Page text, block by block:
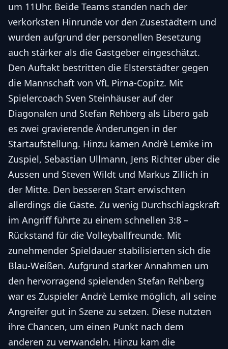
um 11Uhr. Beide Teams standen nach der
verkorksten Hinrunde vor den Zusestädtern und
wurden aufgrund der personellen Besetzung
auch stärker als die Gastgeber eingeschätzt.
Den Auftakt bestritten die Elsterstädter gegen
die Mannschaft von VfL Pirna-Copitz. Mit
Spielercoach Sven Steinhäuser auf der
Diagonalen und Stefan Rehberg als Libero gab
es zwei gravierende Änderungen in der
Startaufstellung. Hinzu kamen Andrè Lemke im
Zuspiel, Sebastian Ullmann, Jens Richter über die
Aussen und Steven Wildt und Markus Zillich in
der Mitte. Den besseren Start erwischten
allerdings die Gäste. Zu wenig Durchschlagskraft
im Angriff führte zu einem schnellen 3:8 –
Rückstand für die Volleyballfreunde. Mit
zunehmender Spieldauer stabilisierten sich die
Blau-Weißen. Aufgrund starker Annahmen um
den hervorragend spielenden Stefan Rehberg
war es Zuspieler Andrè Lemke möglich, all seine
Angreifer gut in Szene zu setzen. Diese nutzten
ihre Chancen, um einen Punkt nach dem
anderen zu verwandeln. Hinzu kam die